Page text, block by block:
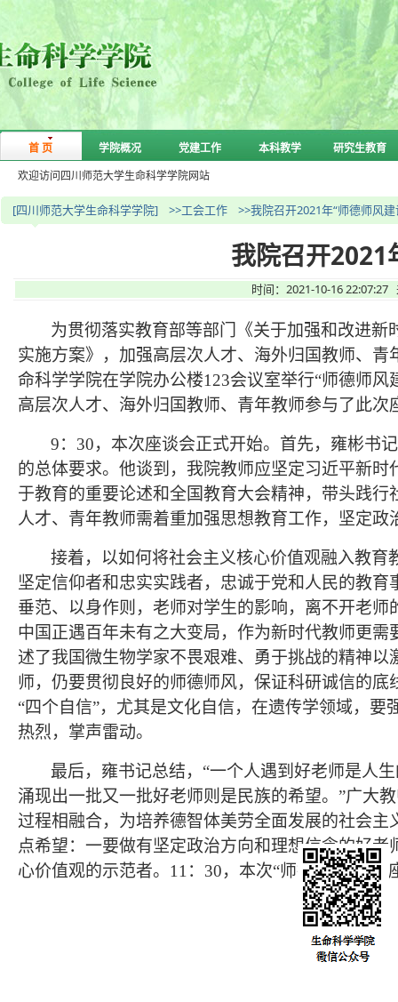
首 页 学院概况 党建工作 本科教学 研究生教育
欢迎访问四川师范大学生命科学学院网站
[四川师范大学生命科学学院] >>工会工作 >>我院召开2021年“师德师风
我院召开2021
时间：2021-10-16
为贯彻落实教育部等部门《关于加强和改进
实施方案》，加强高层次人才、海外归国教师、
命科学学院在学院办公楼123会议室举行“师德师
高层次人才、海外归国教师、青年教师参与了此次
9：30，本次座谈会正式开始。首先，雍彬书
的总体要求。他谈到，我院教师应坚定习近平新
于教育的重要论述和全国教育大会精神，带头践
人才、青年教师需着重加强思想教育工作，坚定
接着，以如何将社会主义核心价值观融入教
坚定信仰者和忠实实践者，忠诚于党和人民的教
垂范、以身作则，老师对学生的影响，离不开老
中国正遇百年未有之大变局，作为新时代教师更
述了我国微生物学家不畏艰难、勇于挑战的精神
师，仍要贯彻良好的师德师风，保证科研诚信的
“四个自信”，尤其是文化自信，在遗传学领域，
热烈，掌声雷动。
最后，雍书记总结，“一个人遇到好老师是人
涌现出一批又一批好老师则是民族的希望。”广大
过程相融合，为培养德智体美劳全面发展的社会
点希望：一要做有坚定政治方向和理想信念的好
心价值观的示范者。11：30，本次“师德师风建设”